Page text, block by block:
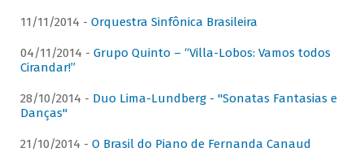
11/11/2014 - Orquestra Sinfônica Brasileira
04/11/2014 - Grupo Quinto – “Villa-Lobos: Vamos todos
Cirandar!”
28/10/2014 - Duo Lima-Lundberg - "Sonatas Fantasias e
Danças"
21/10/2014 - O Brasil do Piano de Fernanda Canaud